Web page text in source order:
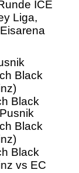
Black
Black
vs EC
ICE
Liga,